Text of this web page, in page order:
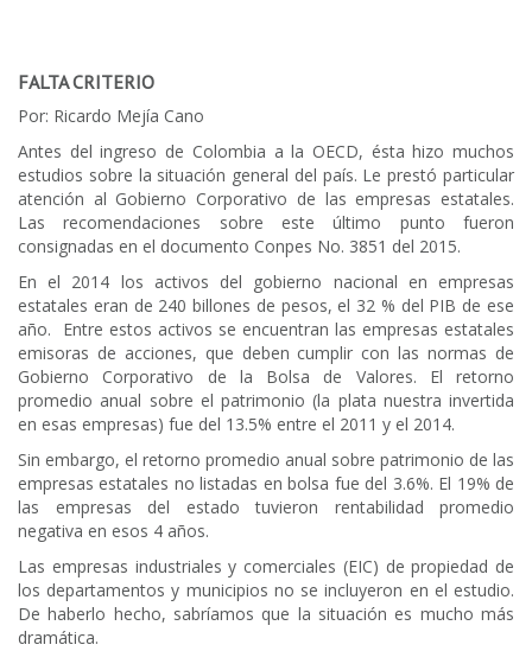
FALTA CRITERIO
Por: Ricardo Mejía Cano
Antes del ingreso de Colombia a la OECD, ésta hizo muchos
estudios sobre la situación general del país. Le prestó particular
atención al Gobierno Corporativo de las empresas estatales.
Las recomendaciones sobre este último punto fueron
consignadas en el documento Conpes No. 3851 del 2015.
En el 2014 los activos del gobierno nacional en empresas
estatales eran de 240 billones de pesos, el 32 % del PIB de ese
año. Entre estos activos se encuentran las empresas estatales
emisoras de acciones, que deben cumplir con las normas de
Gobierno Corporativo de la Bolsa de Valores. El retorno
promedio anual sobre el patrimonio (la plata nuestra invertida
en esas empresas) fue del 13.5% entre el 2011 y el 2014.
Sin embargo, el retorno promedio anual sobre patrimonio de las
empresas estatales no listadas en bolsa fue del 3.6%. El 19% de
las empresas del estado tuvieron rentabilidad promedio
negativa en esos 4 años.
Las empresas industriales y comerciales (EIC) de propiedad de
los departamentos y municipios no se incluyeron en el estudio.
De haberlo hecho, sabríamos que la situación es mucho más
dramática.